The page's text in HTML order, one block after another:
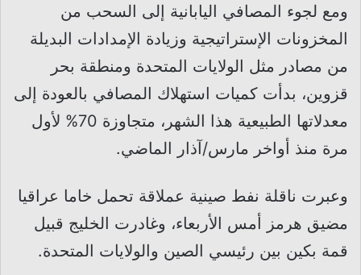
ومع لجوء المصافي اليابانية إلى السحب من
المخزونات الإستراتيجية وزيادة الإمدادات البديلة
من مصادر مثل الولايات المتحدة ومنطقة بحر
قزوين، بدأت كميات استهلاك المصافي بالعودة إلى
معدلاتها الطبيعية هذا الشهر، متجاوزة 70% لأول
مرة منذ أواخر مارس/آذار الماضي.
وعبرت ناقلة نفط صينية عملاقة تحمل خاما عراقيا
مضيق هرمز أمس الأربعاء، وغادرت الخليج قبيل
قمة بكين بين رئيسي الصين والولايات المتحدة.